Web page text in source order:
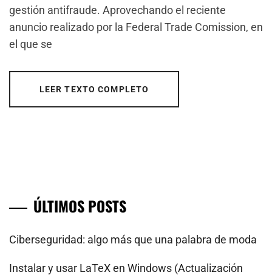
gestión antifraude. Aprovechando el reciente
anuncio realizado por la Federal Trade Comission, en
el que se
LEER TEXTO COMPLETO
ÚLTIMOS POSTS
Ciberseguridad: algo más que una palabra de moda
Instalar y usar LaTeX en Windows (Actualización